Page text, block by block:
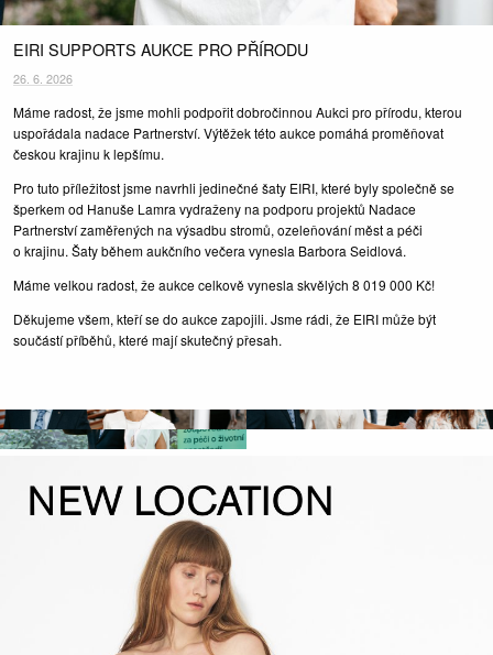
EIRI SUPPORTS AUKCE PRO PŘÍRODU
26. 6. 2026
Máme radost, že jsme mohli podpořit dobročinnou Aukci pro přírodu, kterou
uspořádala nadace Partnerství. Výtěžek této aukce pomáhá proměňovat
českou krajinu k lepšímu.
Pro tuto příležitost jsme navrhli jedinečné šaty EIRI, které byly společně se
šperkem od Hanuše Lamra vydraženy na podporu projektů Nadace
Partnerství zaměřených na výsadbu stromů, ozeleňování měst a péči
o krajinu. Šaty během aukčního večera vynesla Barbora Seidlová.
Máme velkou radost, že aukce celkově vynesla skvělých 8 019 000 Kč!
Děkujeme všem, kteří se do aukce zapojili. Jsme rádi, že EIRI může být
součástí příběhů, které mají skutečný přesah.